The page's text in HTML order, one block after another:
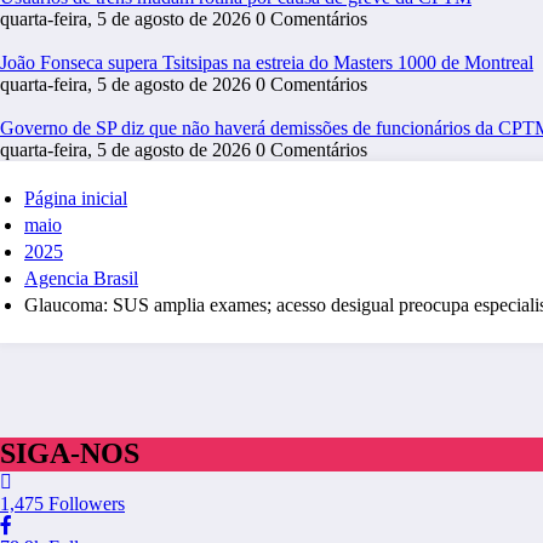
quarta-feira, 5 de agosto de 2026 0 Comentários
João Fonseca supera Tsitsipas na estreia do Masters 1000 de Montreal
quarta-feira, 5 de agosto de 2026 0 Comentários
Governo de SP diz que não haverá demissões de funcionários da
quarta-feira, 5 de agosto de 2026 0 Comentários
Página inicial
maio
2025
Agencia Brasil
Glaucoma: SUS amplia exames; acesso desigual preocupa
SIGA-NOS
1,475 Followers